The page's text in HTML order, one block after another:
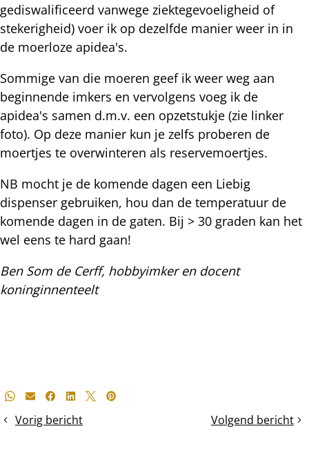
gediswalificeerd vanwege ziektegevoeligheid of
stekerigheid) voer ik op dezelfde manier weer in in
de moerloze apidea's.
Sommige van die moeren geef ik weer weg aan
beginnende imkers en vervolgens voeg ik de
apidea's samen d.m.v. een opzetstukje (zie linker
foto). Op deze manier kun je zelfs proberen de
moertjes te overwinteren als reservemoertjes.
NB mocht je de komende dagen een Liebig
dispenser gebruiken, hou dan de temperatuur de
komende dagen in de gaten. Bij > 30 graden kan het
wel eens te hard gaan!
Ben Som de Cerff, hobbyimker en docent
koninginnenteelt
Deel
bericht
Whatsapp
E-mailFacebook
LinkedIn
X Pinterest
Vorig bericht
De
Volgend bericht
De